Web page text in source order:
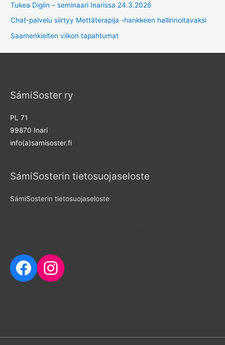
Tukea Digiin – seminaari Inarissa 24.3.2026
Chat-palvelu siirtyy Mettäterapija -hankkeen hallinnoitavaksi
Saamenkielten viikon tapahtumat
SámiSoster ry
PL 71
99870 Inari
info(a)samisoster.fi
SámiSosterin tietosuojaseloste
SámiSosterin tietosuojaseloste
Facebook
Instagram